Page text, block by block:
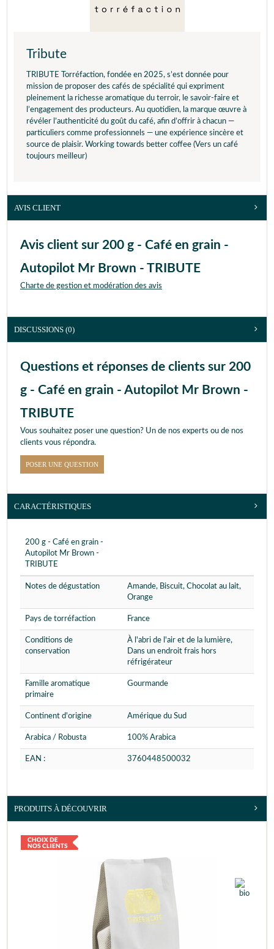
Tribute
TRIBUTE Torréfaction, fondée en 2025, s’est donnée pour
mission de proposer des cafés de spécialité qui expriment
pleinement la richesse aromatique du terroir, le savoir-faire et
l’engagement des producteurs. Au quotidien, la marque œuvre à
révéler l’authenticité du goût du café, afin d’offrir à chacun —
particuliers comme professionnels — une expérience sincère et
source de plaisir. Working towards better coffee (Vers un café
toujours meilleur)
AVIS CLIENT
Avis client sur 200 g - Café en grain -
Autopilot Mr Brown - TRIBUTE
Charte de gestion et modération des avis
DISCUSSIONS (0)
Questions et réponses de clients sur 200
g - Café en grain - Autopilot Mr Brown -
TRIBUTE
Vous souhaitez poser une question? Un de nos experts ou de nos
clients vous répondra.
POSER UNE QUESTION
CARACTÉRISTIQUES
200 g - Café en grain -
Autopilot Mr Brown -
TRIBUTE
Notes de dégustation
Amande, Biscuit, Chocolat au lait,
Orange
Pays de torréfaction France
Conditions de
conservation
À l'abri de l'air et de la lumière,
Dans un endroit frais hors
réfrigérateur
Famille aromatique
primaire
Gourmande
Continent d'origine Amérique du Sud
Arabica / Robusta 100% Arabica
EAN : 3760448500032
PRODUITS À DÉCOUVRIR